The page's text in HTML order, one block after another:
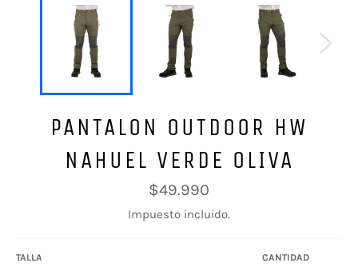
PANTALON OUTDOOR HW
NAHUEL VERDE OLIVA
Precio
habitual
$49.990
Impuesto incluido.
TALLA CANTIDAD